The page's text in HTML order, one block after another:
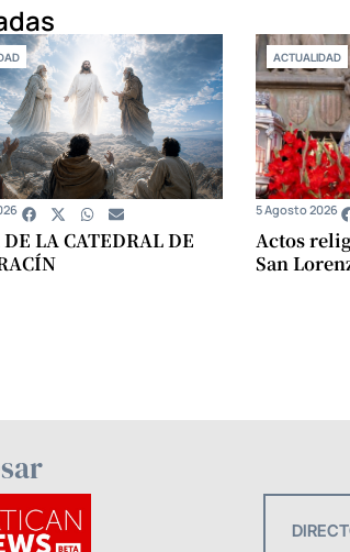
LA CATEDRAL DE
ACTUALIDAD
Actos
San
5 Agosto 2026